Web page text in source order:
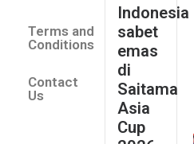
Terms and
Conditions
Contact
Us
Indonesia
sabet
emas
di
Saitama
Asia
Cup